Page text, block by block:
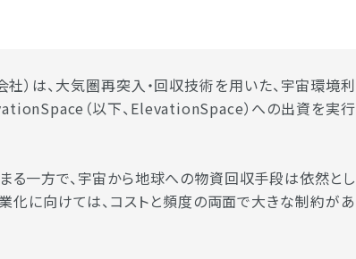
社）は、大気圏再突入・回収技術を用いた、宇宙環境利
（以下、ElevationSpace）への出資を実行
一方で、宇宙から地球への物資回収手段は依然とし
化に向けては、コストと頻度の両面で大きな制約があ